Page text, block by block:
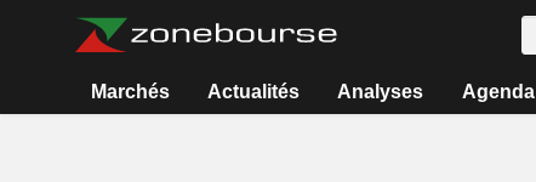
Marchés Actualités Analyses Agenda